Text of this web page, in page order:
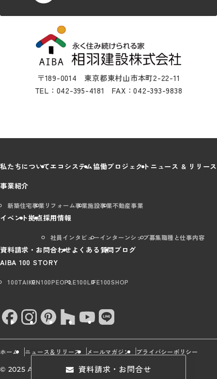
資料請求・お問合せ
〒189-0014 東京都東村山市本町2-22-11
TEL：042-395-4181 FAX：042-393-9838
私たちについてエコシステム協働プロジェクト ニュース & リリース
事業紹介
新築住宅事業 リフォーム事業施設事業不動産事業
イベント拠点採用情報
社員インタビューインターンシップ募集職種と仕事内容
資料請求・お問合わせ よくある質問 ブログ
AIBA 100 STORY
100TAIKEN100PEOPLE100LIFE100SHOP
ホーム ニュース＆リリース メールマガジン
プライバシーポリシー
© 2025 AIBA Group All rights Reserved.